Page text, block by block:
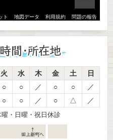
ト 地図データ 利用規約 問題の報告
火 水 木 金 土
日
○ ○ ／ ○ ○
／
○ ○ ／ ○ △ ／
・日曜・祝日休診